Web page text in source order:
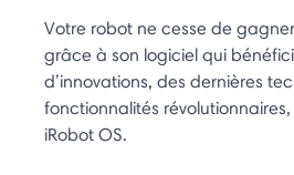
Votre robot ne cesse de
grâce à son logiciel qui
d’innovations, des dernières
fonctionnalités
iRobot OS.